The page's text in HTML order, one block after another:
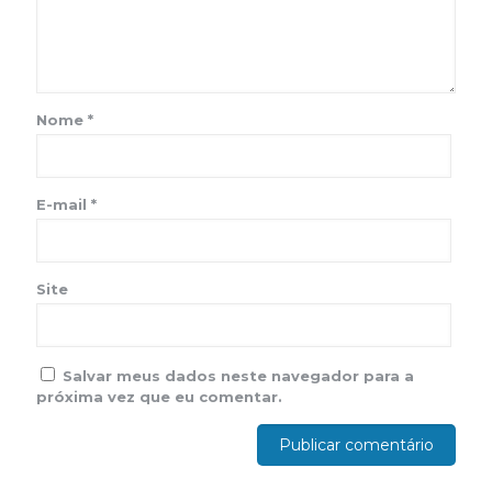
Nome *
E-mail *
Site
Salvar meus dados neste navegador para a
próxima vez que eu comentar.